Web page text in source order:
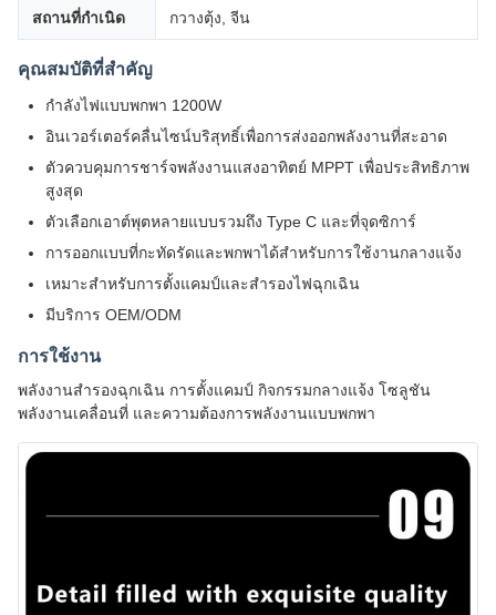
สถานที่กำเนิด กวางตุ้ง, จีน
คุณสมบัติที่สำคัญ
กำลังไฟแบบพกพา 1200W
อินเวอร์เตอร์คลื่นไซน์บริสุทธิ์เพื่อการส่งออกพลังงานที่สะอาด
ตัวควบคุมการชาร์จพลังงานแสงอาทิตย์ MPPT เพื่อประสิทธิภาพ
สูงสุด
ตัวเลือกเอาต์พุตหลายแบบรวมถึง Type C และที่จุดซิการ์
การออกแบบที่กะทัดรัดและพกพาได้สำหรับการใช้งานกลางแจ้ง
เหมาะสำหรับการตั้งแคมป์และสำรองไฟฉุกเฉิน
มีบริการ OEM/ODM
การใช้งาน
พลังงานสำรองฉุกเฉิน การตั้งแคมป์ กิจกรรมกลางแจ้ง โซลูชัน
พลังงานเคลื่อนที่ และความต้องการพลังงานแบบพกพา